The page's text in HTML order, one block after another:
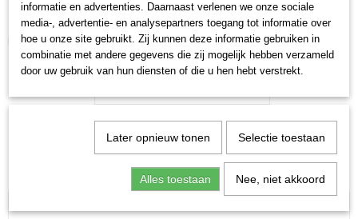
0 Reacties
Er is nog niet gereageerd
Reageer
informatie en advertenties. Daarnaast verlenen we onze sociale
media-, advertentie- en analysepartners toegang tot informatie over
hoe u onze site gebruikt. Zij kunnen deze informatie gebruiken in
combinatie met andere gegevens die zij mogelijk hebben verzameld
door uw gebruik van hun diensten of die u hen hebt verstrekt.
Later opnieuw tonen Selectie toestaan
Alles toestaan Nee, niet akkoord